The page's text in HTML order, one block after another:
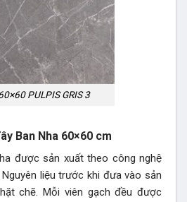
PULPIS GRIS 3
Ban Nha 60×60 cm
được sản xuất theo công nghệ
liệu trước khi đưa vào sản
chẽ. Mỗi viên gạch đều được